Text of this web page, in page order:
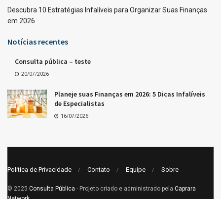
Descubra 10 Estratégias Infalíveis para Organizar Suas Finanças
em 2026
Notícias recentes
Consulta pública – teste
20/07/2026
Planeje suas Finanças em 2026: 5 Dicas Infalíveis
de Especialistas
16/07/2026
Política de Privacidade Contato Equipe Sobre
© 2025 Consulta Pública - Projeto criado e administrado pela Caprara